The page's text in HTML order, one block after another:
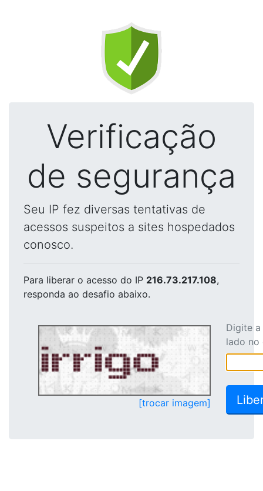
Verificação
de segurança
Seu IP fez diversas tentativas de
acessos suspeitos a sites hospedados
conosco.
Para liberar o acesso do IP 216.73.217.108,
responda ao desafio abaixo.
[trocar imagem]
Digite
lado no